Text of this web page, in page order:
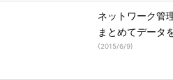
ネットワーク管
まとめてデータ
(2015/6/9)